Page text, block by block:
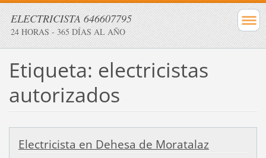
ELECTRICISTA 646607795
24 HORAS - 365 DÍAS AL AÑO
Etiqueta: electricistas
autorizados
Electricista en Dehesa de Moratalaz